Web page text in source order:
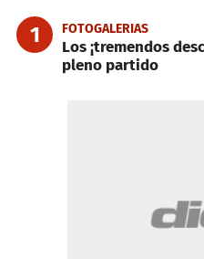
1 FOTOGALERIAS
Los ¡tremendos
pleno partido